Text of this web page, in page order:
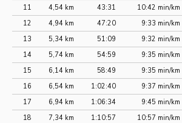
11
4,54 km 43:31 10:42 min/km
12
4,94 km 47:20 9:33 min/km
13
5,34 km 51:09 9:32 min/km
14
5,74 km 54:59 9:35 min/km
15
6,14 km 58:49 9:35 min/km
16
6,54 km 1:02:40 9:37 min/km
17
6,94 km 1:06:34 9:45 min/km
18
7,34 km 1:10:57 10:57 min/km